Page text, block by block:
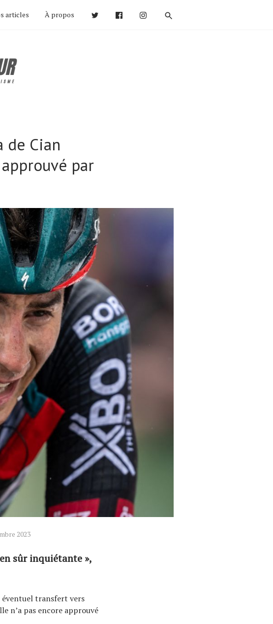
articles À propos
de Cian
par
2023
sûr inquiétante »,
éventuel transfert vers
n’a pas encore approuvé